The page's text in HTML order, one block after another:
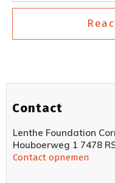
Contact
Lenthe Foundation
Houboerweg 1 7478
Contact opnemen